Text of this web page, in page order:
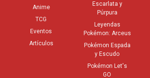
Anime
TCG
Eventos
Artículos
Escarlata y
Púrpura
Leyendas
Pokémon: Arceus
Pokémon Espada
y Escudo
Pokémon Let's
GO